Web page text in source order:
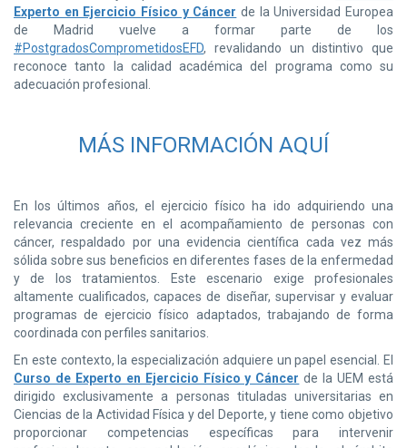
Experto en Ejercicio Físico y Cáncer de la Universidad Europea
de Madrid vuelve a formar parte de los
#PostgradosComprometidosEFD, revalidando un distintivo que
reconoce tanto la calidad académica del programa como su
adecuación profesional.
MÁS INFORMACIÓN AQUÍ
En los últimos años, el ejercicio físico ha ido adquiriendo una
relevancia creciente en el acompañamiento de personas con
cáncer, respaldado por una evidencia científica cada vez más
sólida sobre sus beneficios en diferentes fases de la enfermedad
y de los tratamientos. Este escenario exige profesionales
altamente cualificados, capaces de diseñar, supervisar y evaluar
programas de ejercicio físico adaptados, trabajando de forma
coordinada con perfiles sanitarios.
En este contexto, la especialización adquiere un papel esencial. El
Curso de Experto en Ejercicio Físico y Cáncer de la UEM está
dirigido exclusivamente a personas tituladas universitarias en
Ciencias de la Actividad Física y del Deporte, y tiene como objetivo
proporcionar competencias específicas para intervenir